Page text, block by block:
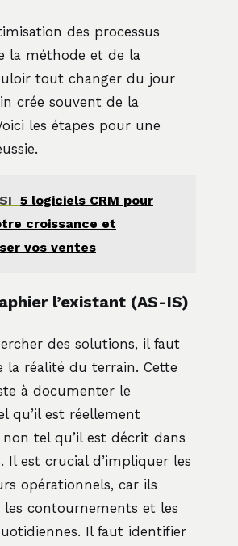
des processus
la méthode et de la
tout changer du jour
crée souvent de la
les étapes pour une
5 logiciels CRM pour
croissance et
vos ventes
l’existant (AS-IS)
des solutions, il faut
la réalité du terrain. Cette
à documenter le
qu’il est réellement
tel qu’il est décrit dans
Il est crucial d’impliquer les
opérationnels, car ils
les contournements et les
Il faut identifier